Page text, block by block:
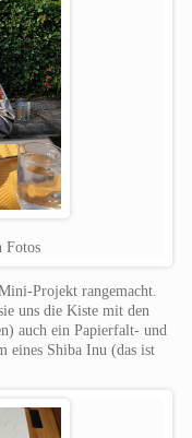
Fotos
Projekt rangemacht.
uns die Kiste mit den
auch ein Papierfalt- und
eines Shiba Inu (das ist